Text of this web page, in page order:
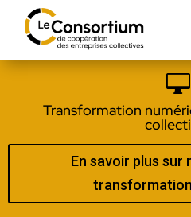

Transformation
En savoir plus sur